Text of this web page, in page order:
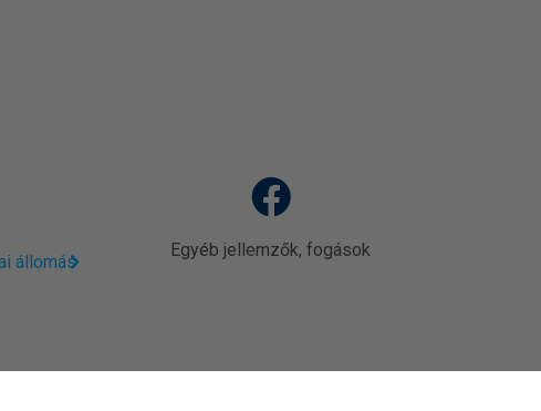
állomás
Egyéb jellemzők, fogások